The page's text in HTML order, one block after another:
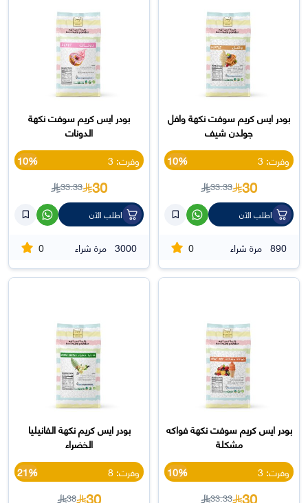
بودر ايس كريم سوفت نكهة وافل
جولدن شيف
وفرت: 3
10%
30
33.33
اطلب الآن
890 مرة شراء 0
بودر ايس كريم سوفت نكهة
الدونات
وفرت: 3
10%
30
33.33
اطلب الآن
3000 مرة شراء 0
بودر ايس كريم سوفت نكهة فواكه
مشكلة
وفرت: 3
10%
33.33
بودر ايس كريم نكهة الفانيليا
الخضراء
وفرت: 8
21%
38